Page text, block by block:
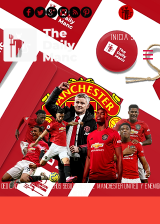
Inicia Sesión/
Dedicado a los verdaderos seguidores del Manchester United y